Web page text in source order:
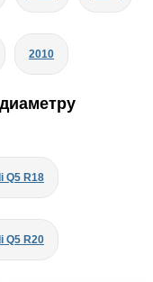
2010
Q5 R18
Q5 R20